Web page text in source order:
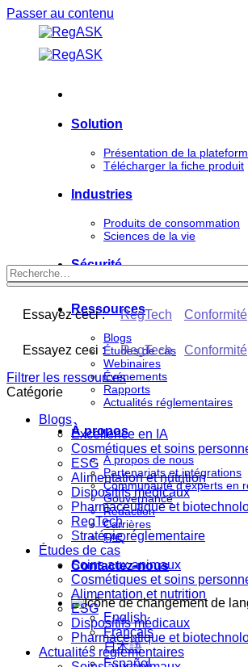
Passer au contenu
Solution
Présentation de la
Télécharger la fiche produit
Industries
Produits de consommation
Sciences de la vie
Sécurité
Ressources
Blogs
Études de cas
Webinaires
Événements
Rapports
Actualités réglementaires
À propos
À propos de nous
Partenariats et intégrations
Communauté d'experts en
Gouvernance
Rédaction
Carrières
FAQ
Contactez-nous
English
Français
日本語
Español
Essayez ceci : RegTech Conformité
Essayez ceci : RegTech
Conformité
Filtrer les ressources
Catégorie
Blogs
Excellence en IA
Cosmétiques et soins
ESG
Alimentation et nutrition
Dispositifs médicaux
Pharmaceutique et
RegTech
Stratégie réglementaire
Études de cas
Soins aux animaux
Cosmétiques et soins
Alimentation et nutrition
ESG
Dispositifs médicaux
Pharmaceutique et
Actualités réglementaires